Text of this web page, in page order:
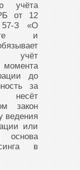
учёта
от 12
З «О
и
учёт
до
за
несёт
закон
ведения
или
в